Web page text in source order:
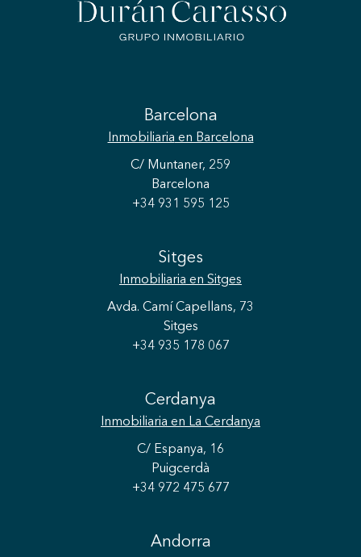
Barcelona
Inmobiliaria en Barcelona
C/ Muntaner, 259
Barcelona
+34 931 595 125
Sitges
Inmobiliaria en Sitges
Avda. Camí Capellans, 73
Sitges
+34 935 178 067
Cerdanya
Inmobiliaria en La Cerdanya
C/ Espanya, 16
Puigcerdà
+34 972 475 677
Andorra